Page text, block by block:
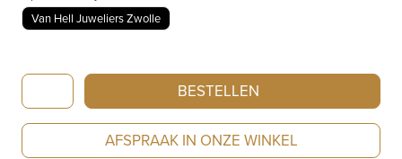
Van Hell Juweliers Zwolle
Tissot
PR516
T1494171105100
aantal
BESTELLEN
AFSPRAAK IN ONZE WINKEL